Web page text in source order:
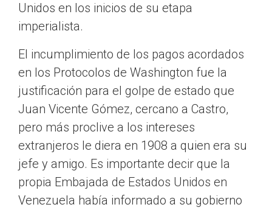
Unidos en los inicios de su etapa
imperialista.
El incumplimiento de los pagos acordados
en los Protocolos de Washington fue la
justificación para el golpe de estado que
Juan Vicente Gómez, cercano a Castro,
pero más proclive a los intereses
extranjeros le diera en 1908 a quien era su
jefe y amigo. Es importante decir que la
propia Embajada de Estados Unidos en
Venezuela había informado a su gobierno